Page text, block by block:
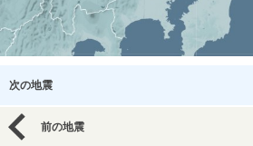
次の地震
前の地震